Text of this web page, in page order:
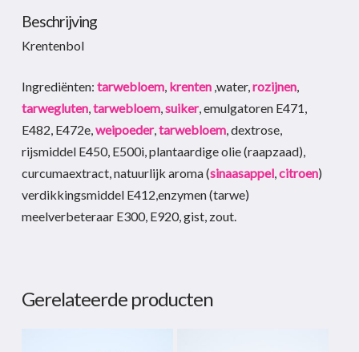
Beschrijving
Krentenbol
Ingrediënten: tarwebloem, krenten,water,rozijnen,
tarwegluten,tarwebloem,suiker, emulgatoren E471,
E482, E472e,weipoeder,tarwebloem, dextrose,
rijsmiddel E450, E500i, plantaardige olie (raapzaad),
curcumaextract, natuurlijk aroma (sinaasappel,citroen)
verdikkingsmiddel E412,enzymen (tarwe)
meelverbeteraar E300, E920, gist, zout.
Gerelateerde producten